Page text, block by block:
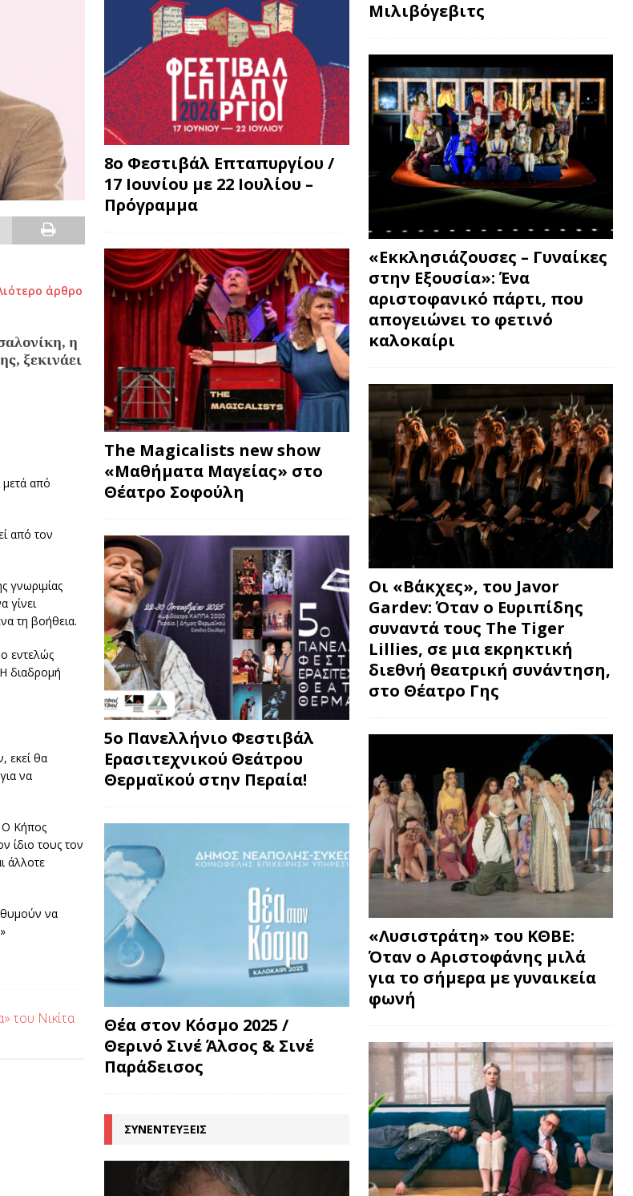
άρθρο
η
ξεκινάει
από
από τον
γνωριμίας
γίνει
τη βοήθεια.
εντελώς
διαδρομή
εκεί θα
να
Ο Κήπος
ίδιο τους τον
άλλοτε
να
του Νικίτα
8o Φεστιβάλ Επταπυργίου /
17 Ιουνίου με 22 Ιουλίου –
Πρόγραμμα
The Magicalists new show
«Μαθήματα Μαγείας» στο
Θέατρο Σοφούλη
5ο Πανελλήνιο Φεστιβάλ
Ερασιτεχνικού Θεάτρου
Θερμαϊκού στην Περαία!
Θέα στον Κόσμο 2025 /
Θερινό Σινέ Άλσος & Σινέ
Παράδεισος
ΣΥΝΕΝΤΕΥΞΕΙΣ
Μιλιβόγεβιτς
«Εκκλησιάζουσες – Γυναίκες
στην Εξουσία»: Ένα
αριστοφανικό πάρτι, που
απογειώνει το φετινό
καλοκαίρι
Οι «Βάκχες», του Javor
Gardev: Όταν ο Ευριπίδης
συναντά τους The Tiger
Lillies, σε μια εκρηκτική
διεθνή θεατρική συνάντηση,
στο Θέατρο Γης
«Λυσιστράτη» του ΚΘΒΕ:
Όταν ο Αριστοφάνης μιλά
για το σήμερα με γυναικεία
φωνή